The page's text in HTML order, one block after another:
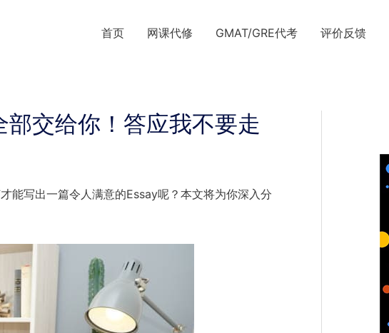
首页 网课代修 GMAT/GRE代考 评价反馈
交给你！答应我不要走
能写出一篇令人满意的Essay呢？本文将为你深入分